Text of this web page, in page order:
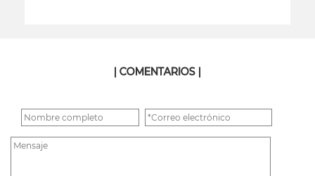
| COMENTARIOS |